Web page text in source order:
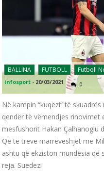
BALLINA FUTBOLL Futboll
infosport - 20/03/2021 0
Në kampin “kuqezi” të
qendër të vëmendjes rinovimet
mesfushorit Hakan Çalhanoglu
Që të treve marrëveshjet me
ashtu që ekziston mundësia
reja. Suedezi